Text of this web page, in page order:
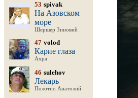
53 spivak
На Азовском
море
Шершер Зиновий
47 volod
Карие глаза
Ахра
46 sulehov
Лекарь
Полотно Анатолий